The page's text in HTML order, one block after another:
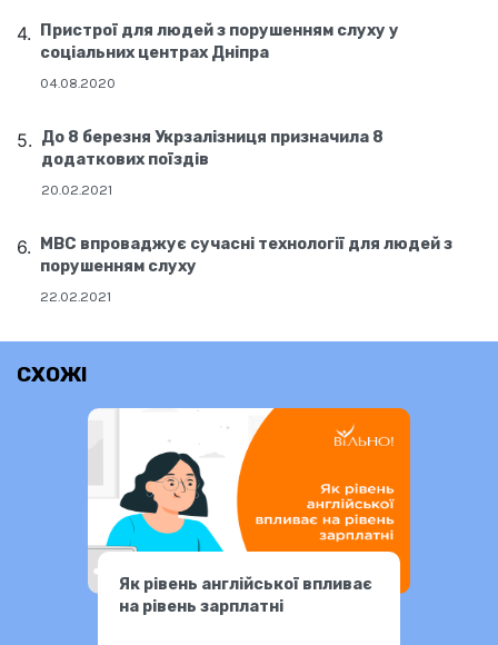
Пристрої для людей з порушенням слуху у
соціальних центрах Дніпра
04.08.2020
До 8 березня Укрзалізниця призначила 8
додаткових поїздів
20.02.2021
МВС впроваджує сучасні технології для людей з
порушенням слуху
22.02.2021
СХОЖІ
Як рівень англійської впливає
на рівень зарплатні